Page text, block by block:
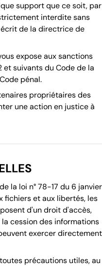
support que ce soit, par
interdite sans
de la directrice de
expose aux sanctions
suivants du Code de la
pénal.
propriétaires des
une action en justice à
la loi n° 78-17 du 6 janvier
fichiers et aux libertés, les
d'un droit d'accès,
cession des informations
exercer directement
précautions utiles, au